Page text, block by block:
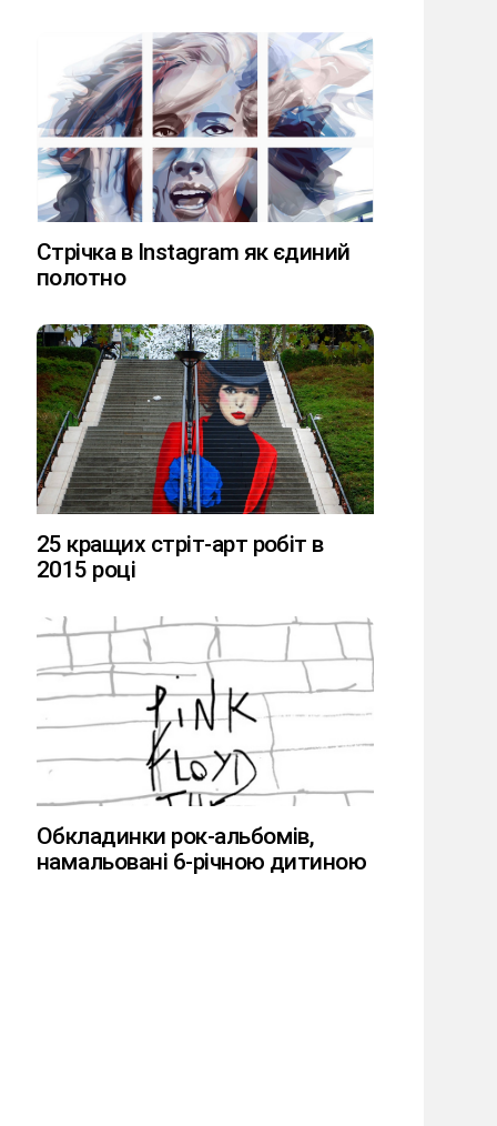
Стрічка в Instagram як єдиний
полотно
25 кращих стріт-арт робіт в
2015 році
Обкладинки рок-альбомів,
намальовані 6-річною дитиною